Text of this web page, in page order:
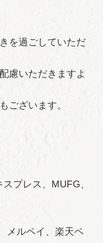
を過ごしていただ
慮いただきますよ
ございます。
プレス、MUFG、
メルペイ、楽天ペ